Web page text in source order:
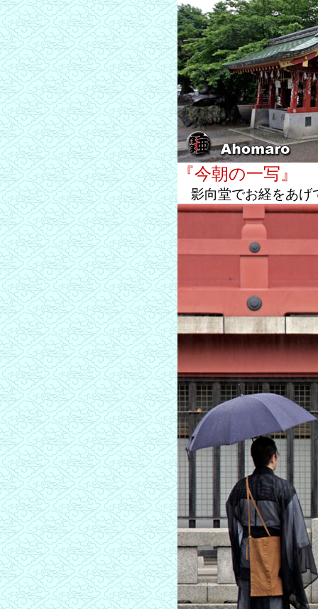
『今朝の一写』
影向堂でお経をあげ